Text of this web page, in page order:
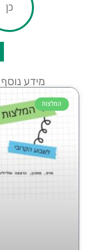
כן
מידע
המלצות